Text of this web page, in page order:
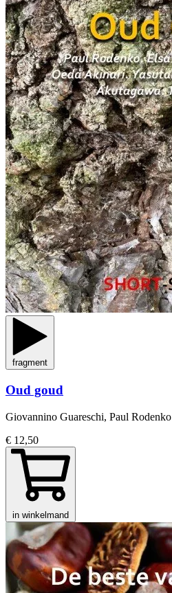
fragment
Oud goud
Giovannino Guareschi, Paul Rodenko
€ 12,50
in winkelmand